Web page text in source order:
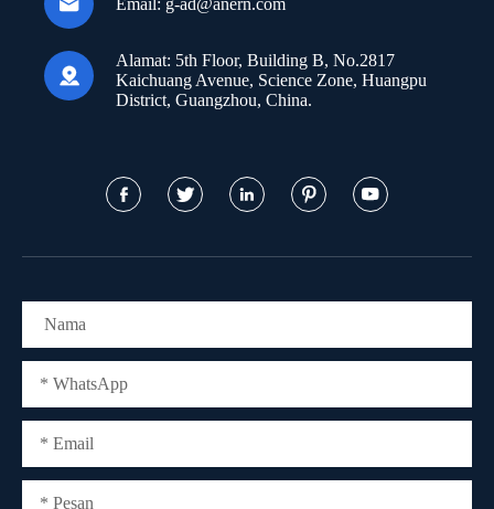

Alamat: 5th Floor, Building B, No.2817
Kaichuang Avenue, Science Zone, Huangpu
District, Guangzhou, China.
    